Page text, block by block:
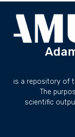
is a repository of
The
scientific